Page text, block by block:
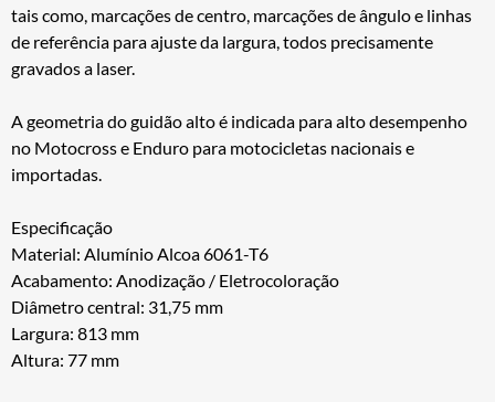
tais como, marcações de centro, marcações de ângulo e linhas
de referência para ajuste da largura, todos precisamente
gravados a laser.
A geometria do guidão alto é indicada para alto desempenho
no Motocross e Enduro para motocicletas nacionais e
importadas.
Especificação
Material: Alumínio Alcoa 6061-T6
Acabamento: Anodização / Eletrocoloração
Diâmetro central: 31,75 mm
Largura: 813 mm
Altura: 77 mm